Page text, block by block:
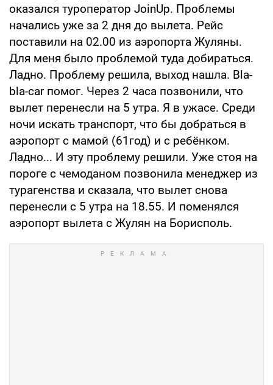
оказался туроператор JoinUp. Проблемы
начались уже за 2 дня до вылета. Рейс
поставили на 02.00 из аэропорта Жуляны.
Для меня было проблемой туда добираться.
Ладно. Проблему решила, выход нашла. Bla-
bla-car помог. Через 2 часа позвонили, что
вылет перенесли на 5 утра. Я в ужасе. Среди
ночи искать транспорт, что бы добраться в
аэропорт с мамой (61год) и с ребёнком.
Ладно... И эту проблему решили. Уже стоя на
пороге с чемоданом позвонила менеджер из
турагенства и сказала, что вылет снова
перенесли с 5 утра на 18.55. И поменялся
аэропорт вылета с Жулян на Борисполь.